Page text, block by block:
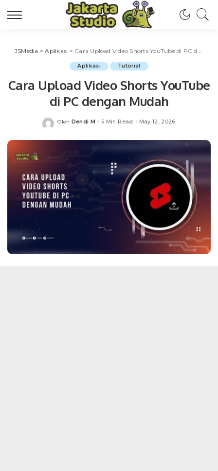
JSMedia >Aplikasi > Cara Upload Video Shorts YouTube di PC dengan Mudah
Aplikasi Tutorial
Cara Upload Video Shorts YouTube
di PC dengan Mudah
Posted
Oleh Dendi M 5 Min Read May 12, 2026